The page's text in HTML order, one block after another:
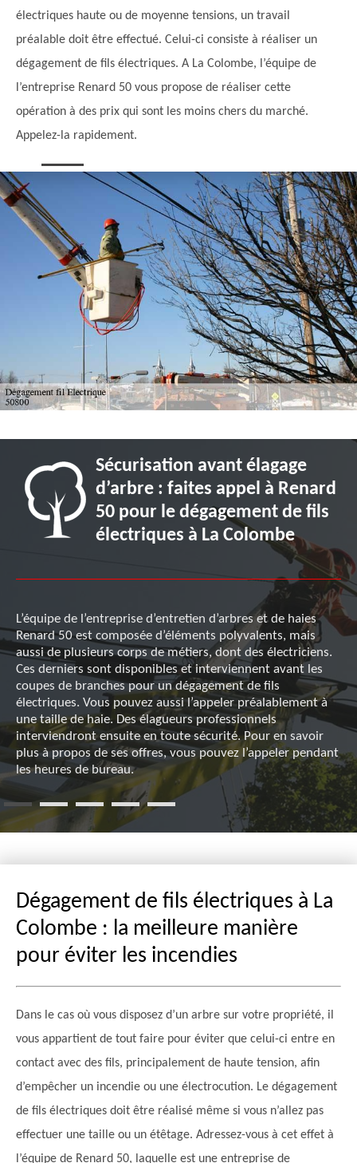
électriques haute ou de moyenne tensions, un travail
préalable doit être effectué. Celui-ci consiste à réaliser un
dégagement de fils électriques. A La Colombe, l’équipe de
l’entreprise Renard 50 vous propose de réaliser cette
opération à des prix qui sont les moins chers du marché.
Appelez-la rapidement.
Sécurisation avant élagage
d’arbre : faites appel à Renard
50 pour le dégagement de fils
électriques à La Colombe
L’équipe de l’entreprise d’entretien d’arbres et de haies
Renard 50 est composée d’éléments polyvalents, mais
aussi de plusieurs corps de métiers, dont des électriciens.
Ces derniers sont disponibles et interviennent avant les
coupes de branches pour un dégagement de fils
électriques. Vous pouvez aussi l’appeler préalablement à
une taille de haie. Des élagueurs professionnels
interviendront ensuite en toute sécurité. Pour en savoir
plus à propos de ses offres, vous pouvez l’appeler pendant
les heures de bureau.
Dégagement de fils électriques à La
Colombe : la meilleure manière
pour éviter les incendies
Dans le cas où vous disposez d’un arbre sur votre propriété, il
vous appartient de tout faire pour éviter que celui-ci entre en
contact avec des fils, principalement de haute tension, afin
d’empêcher un incendie ou une électrocution. Le dégagement
de fils électriques doit être réalisé même si vous n’allez pas
effectuer une taille ou un étêtage. Adressez-vous à cet effet à
l’équipe de Renard 50, laquelle est une entreprise de